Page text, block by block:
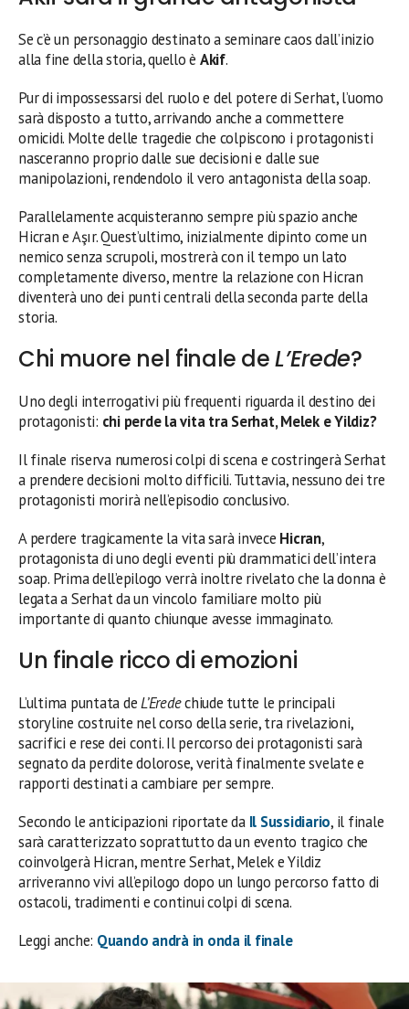
Se c’è un personaggio destinato a seminare caos dall’inizio
alla fine della storia, quello è Akif.
Pur di impossessarsi del ruolo e del potere di Serhat, l’uomo
sarà disposto a tutto, arrivando anche a commettere
omicidi. Molte delle tragedie che colpiscono i protagonisti
nasceranno proprio dalle sue decisioni e dalle sue
manipolazioni, rendendolo il vero antagonista della soap.
Parallelamente acquisteranno sempre più spazio anche
Hicran e Aşır. Quest’ultimo, inizialmente dipinto come un
nemico senza scrupoli, mostrerà con il tempo un lato
completamente diverso, mentre la relazione con Hicran
diventerà uno dei punti centrali della seconda parte della
storia.
Chi muore nel finale deL’Erede?
Uno degli interrogativi più frequenti riguarda il destino dei
protagonisti: chi perde la vita tra Serhat, Melek e Yildiz?
Il finale riserva numerosi colpi di scena e costringerà Serhat
a prendere decisioni molto difficili. Tuttavia, nessuno dei tre
protagonisti morirà nell’episodio conclusivo.
A perdere tragicamente la vita sarà invece Hicran,
protagonista di uno degli eventi più drammatici dell’intera
soap. Prima dell’epilogo verrà inoltre rivelato che la donna è
legata a Serhat da un vincolo familiare molto più
importante di quanto chiunque avesse immaginato.
Un finale ricco di emozioni
L’ultima puntata deL’Eredechiude tutte le principali
storyline costruite nel corso della serie, tra rivelazioni,
sacrifici e rese dei conti. Il percorso dei protagonisti sarà
segnato da perdite dolorose, verità finalmente svelate e
rapporti destinati a cambiare per sempre.
Secondo le anticipazioni riportate da Il Sussidiario, il finale
sarà caratterizzato soprattutto da un evento tragico che
coinvolgerà Hicran, mentre Serhat, Melek e Yildiz
arriveranno vivi all’epilogo dopo un lungo percorso fatto di
ostacoli, tradimenti e continui colpi di scena.
Leggi anche: Quando andrà in onda il finale